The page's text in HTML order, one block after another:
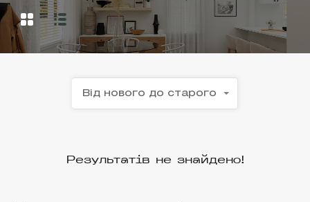
Від нового до старого
Результатів не знайдено!